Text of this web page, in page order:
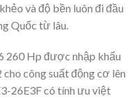
và độ bền luôn đi đầu
Quốc từ lâu.
260 Hp được nhập khẩu
công suất động cơ lên
26E3F có tính ưu việt